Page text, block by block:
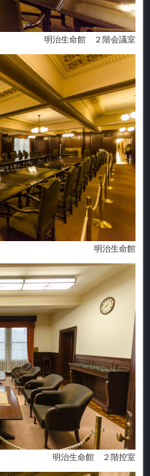
明治生命館 ２階会議室
明治生命館
明治生命館 ２階控室